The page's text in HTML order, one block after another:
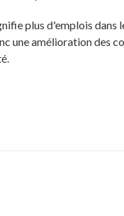
plus d'emplois dans
une amélioration des